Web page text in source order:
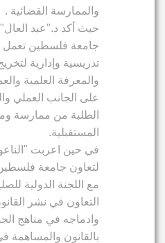
والممارسة القضائية .
حيث أكد د."عبد العال"
جامعة فلسطين تعمل
تدريسية وإدارية
والمعرفة العلمية
على الجانب العملي
الطلبة من ممارسة
المستقبلية.
في حين اعربت
لتعاون جامعة فلسطين
مع اللجنة الدولية
التعاون في نشر القانون
وادماجه في مناهج
بالقانون والمساهمة